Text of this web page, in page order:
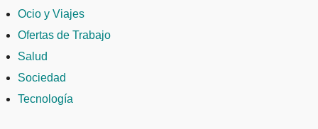
Ocio y Viajes
Ofertas de Trabajo
Salud
Sociedad
Tecnología